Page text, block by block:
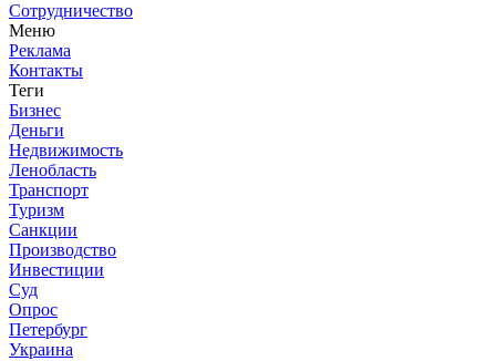
Сотрудничество
Меню
Реклама
Контакты
Теги
Бизнес
Деньги
Недвижимость
Ленобласть
Транспорт
Туризм
Санкции
Производство
Инвестиции
Суд
Опрос
Петербург
Украина